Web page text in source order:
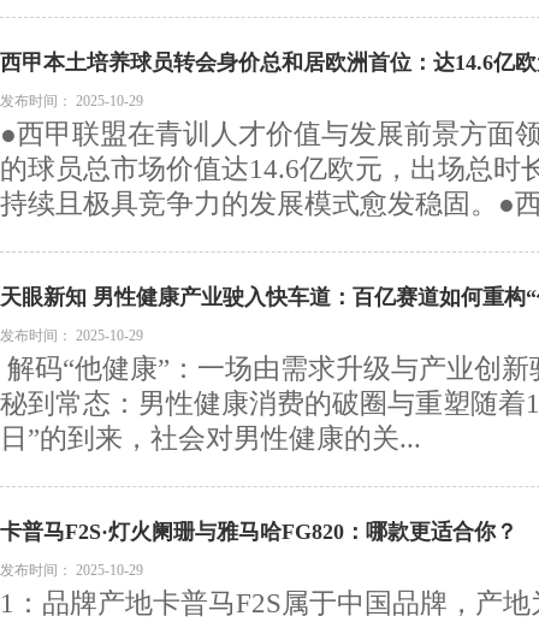
西甲本土培养球员转会身价总和居欧洲首位：达14.6亿
发布时间： 2025-10-29
●西甲联盟在青训人才价值与发展前景方面
的球员总市场价值达14.6亿欧元，出场总时
持续且极具竞争力的发展模式愈发稳固。●
天眼新知 男性健康产业驶入快车道：百亿赛道如何重构
发布时间： 2025-10-29
解码“他健康”：一场由需求升级与产业创
秘到常态：男性健康消费的破圈与重塑随着
日”的到来，社会对男性健康的关...
卡普马F2S·灯火阑珊与雅马哈FG820：哪款更适合你？
发布时间： 2025-10-29
1：品牌产地卡普马F2S属于中国品牌，产